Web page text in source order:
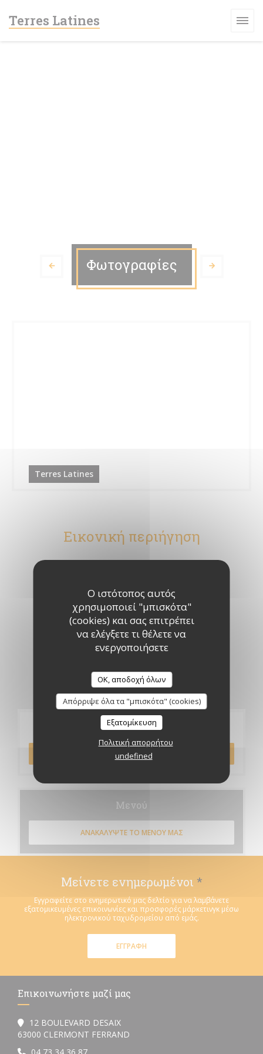
Ο ιστότοπος αυτός
χρησιμοποιεί "μπισκότα"
(cookies) και σας επιτρέπει
να ελέγξετε τι θέλετε να
ενεργοποιήσετε
OK, αποδοχή όλων
Απόρριψε όλα τα "μπισκότα" (cookies)
Εξατομίκευση
Πολιτική απορρήτου
undefined
Terres Latines
Φωτογραφίες
Terres Latines
Εικονική περιήγηση
Κράτηση
ΚΆΝΤΕ ΚΡΆΤΗΣΗ ΤΡΑΠΕΖΙΟΎ
Μενού
ΑΝΑΚΑΛΎΨΤΕ ΤΟ ΜΕΝΟΎ ΜΑΣ
Μείνετε ενημερωμένοι *
Εγγραφείτε στο ενημερωτικό μας δελτίο για να λαμβάνετε
εξατομικευμένες επικοινωνίες και προσφορές μάρκετινγκ μέσω
ηλεκτρονικού ταχυδρομείου από εμάς.
ΕΓΓΡΑΦΉ
Επικοινωνήστε μαζί μας
12 BOULEVARD DESAIX
63000 CLERMONT FERRAND